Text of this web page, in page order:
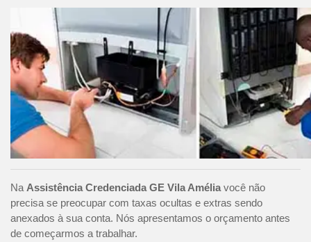
Na Assistência Credenciada GE Vila Amélia você não
precisa se preocupar com taxas ocultas e extras sendo
anexados à sua conta. Nós apresentamos o orçamento antes
de começarmos a trabalhar.